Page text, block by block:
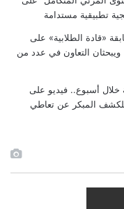
تطبيقية مستدامة
«قادة الطلابية» على
ويبحثان التعاون في عدد من
خلال أسبوع.. فيديو على
للكشف المبكر عن تعاطي